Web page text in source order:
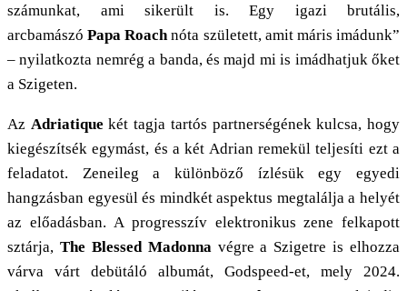
számunkat, ami sikerült is. Egy igazi brutális,
arcbamászóPapa Roach nóta született, amit máris imádunk”
– nyilatkozta nemrég a banda, és majd mi is imádhatjuk őket
a Szigeten.
Az Adriatique két tagja tartós partnerségének kulcsa, hogy
kiegészítsék egymást, és a két Adrian remekül teljesíti ezt a
feladatot. Zeneileg a különböző ízlésük egy egyedi
hangzásban egyesül és mindkét aspektus megtalálja a helyét
az előadásban. A progresszív elektronikus zene felkapott
sztárja, The Blessed Madonna végre a Szigetre is elhozza
várva várt debütáló albumát, Godspeed-et, mely 2024.